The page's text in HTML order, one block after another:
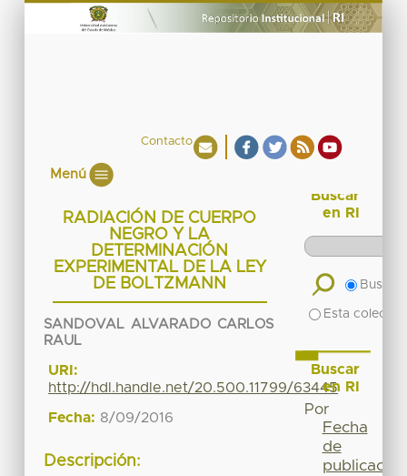
Contacto
Menú
RADIACIÓN DE CUERPO
NEGRO Y LA
DETERMINACIÓN
EXPERIMENTAL DE LA LEY
DE BOLTZMANN
SANDOVAL ALVARADO CARLOS
RAUL
URI:
http://hdl.handle.net/20.500.11799/63445
Fecha: 8/09/2016
Descripción:
Buscar
en RI
Buscar
Esta
Buscar
en RI
Por
Fecha
de
publicación